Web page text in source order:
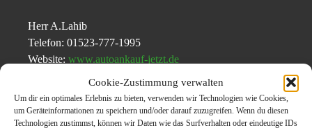
Cookie-Zustimmung verwalten
Um dir ein optimales Erlebnis zu bieten, verwenden wir Technologien wie Cookies,
um Geräteinformationen zu speichern und/oder darauf zuzugreifen. Wenn du diesen
Technologien zustimmst, können wir Daten wie das Surfverhalten oder eindeutige IDs
Herr A.Lahib
Telefon: 01523-777-1995
Website: www.autoankauf-jetzt.de